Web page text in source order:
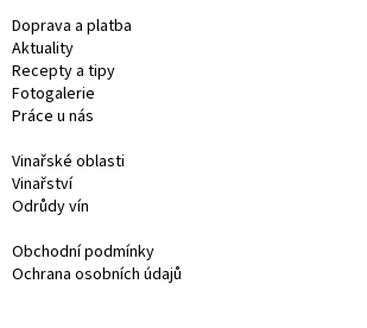
Doprava a platba
Aktuality
Recepty a tipy
Fotogalerie
Práce u nás
Vinařské oblasti
Vinařství
Odrůdy vín
Obchodní podmínky
Ochrana osobních údajů